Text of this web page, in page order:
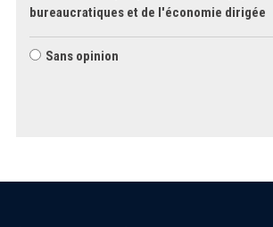
bureaucratiques et de l'économie dirigée
Sans opinion